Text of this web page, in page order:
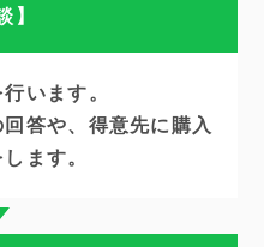
】
います。
答や、得意先に購入
ます。